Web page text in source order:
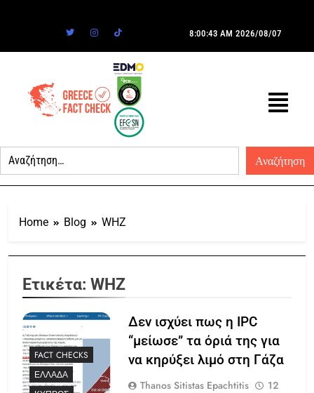
8:00:43 AM 2026/08/07
Home Blog WHZ
Ετικέτα: WHZ
FACT CHECKS
ΕΛΛΆΔΑ
Δεν ισχύει πως η IPC
“μείωσε” τα όριά της για
να κηρύξει λιμό στη Γάζα
Thanos Sitistas Epachtitis
12